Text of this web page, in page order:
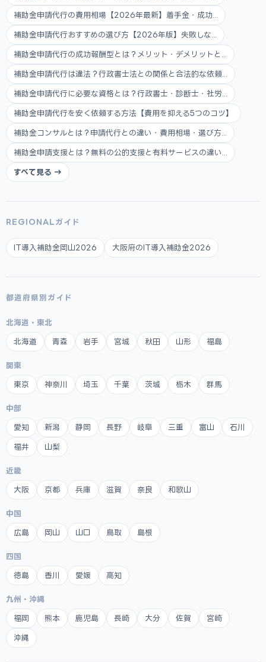
補助金申請代行の費用相場【2026年最新】着手金・成功...
補助金申請代行おすすめの選び方【2026年版】失敗しな...
補助金申請代行の成功報酬型とは？メリット・デメリットと...
補助金申請代行は違法？行政書士法との関係と合法的な依頼...
補助金申請代行に必要な資格とは？行政書士・診断士・社労...
補助金申請代行を安く依頼する方法【費用を抑える5つのコツ】
補助金コンサルとは？申請代行との違い・費用相場・選び方...
補助金申請支援とは？無料の公的支援と有料サービスの違い...
すべて見る →
REGIONALガイド
IT導入補助金岡山2026 大阪府のIT導入補助金2026
都道府県別ガイド
北海道・東北
北海道 青森 岩手 宮城 秋田 山形 福島
関東
東京 神奈川 埼玉 千葉 茨城 栃木 群馬
中部
愛知 新潟 静岡 長野 岐阜 三重 富山 石川
福井 山梨
近畿
大阪 京都 兵庫 滋賀 奈良 和歌山
中国
広島 岡山 山口 鳥取 島根
四国
徳島 香川 愛媛 高知
九州・沖縄
福岡 熊本 鹿児島 長崎 大分 佐賀 宮崎
沖縄